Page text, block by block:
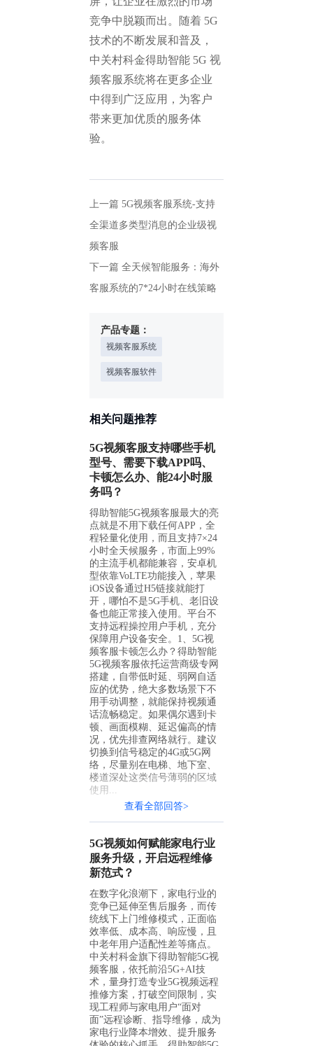
竞争中脱颖而出。随着 5G
技术的不断发展和普及，
中关村科金得助智能 5G 视
频客服系统将在更多企业
中得到广泛应用，为客户
带来更加优质的服务体
验。
上一篇5G视频客服系统-支持
全渠道多类型消息的企业级视
频客服
下一篇全天候智能服务：海外
客服系统的7*24小时在线策略
产品专题：
视频客服系统
视频客服软件
相关问题推荐
5G视频客服支持哪些手机
型号、需要下载APP吗、
卡顿怎么办、能24小时服
务吗？
得助智能5G视频客服最大的亮
点就是不用下载任何APP，全
程轻量化使用，而且支持7×24
小时全天候服务，市面上99%
的主流手机都能兼容，安卓机
型依靠VoLTE功能接入，苹果
iOS设备通过H5链接就能打
开，哪怕不是5G手机、老旧设
备也能正常接入使用。平台不
支持远程操控用户手机，充分
保障用户设备安全。1、5G视
频客服卡顿怎么办？得助智能
5G视频客服依托运营商级专网
搭建，自带低时延、弱网自适
应的优势，绝大多数场景下不
用手动调整，就能保持视频通
话流畅稳定。如果偶尔遇到卡
顿、画面模糊、延迟偏高的情
况，优先排查网络就行。建议
切换到信号稳定的4G或5G网
络，尽量别在电梯、地下室、
楼道深处这类信号薄弱的区域
使用...
查看全部回答>
5G视频如何赋能家电行业
服务升级，开启远程维修
新范式？
在数字化浪潮下，家电行业的
竞争已延伸至售后服务，而传
统线下上门维修模式，正面临
效率低、成本高、响应慢，且
中老年用户适配性差等痛点。
中关村科金旗下得助智能5G视
频客服，依托前沿5G+AI技
术，量身打造专业5G视频远程
推修方案，打破空间限制，实
现工程师与家电用户“面对
面”远程诊断、指导维修，成为
家电行业降本增效、提升服务